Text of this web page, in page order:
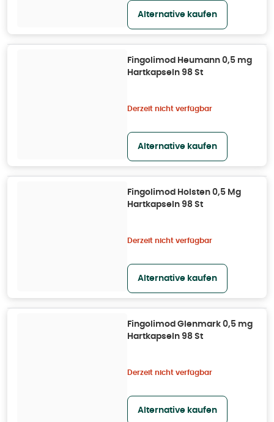
Alternative kaufen
Fingolimod Heumann 0,5 mg
Hartkapseln 98 St
Derzeit nicht verfügbar
Alternative kaufen
Fingolimod Holsten 0,5 Mg
Hartkapseln 98 St
Derzeit nicht verfügbar
Alternative kaufen
Fingolimod Glenmark 0,5 mg
Hartkapseln 98 St
Derzeit nicht verfügbar
Alternative kaufen